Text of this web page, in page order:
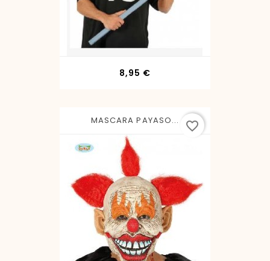
8,95 €Precio
MASCARA PAYASO... favorite_border